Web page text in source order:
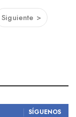
Siguiente >
SÍGUENOS